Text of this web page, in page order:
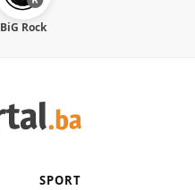
BiG Rock
SPORT